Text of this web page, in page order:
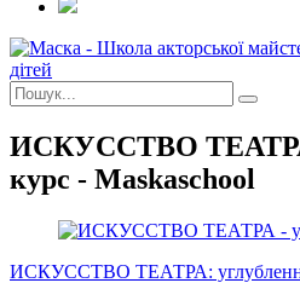
ИСКУССТВО
курс - Maskaschool
ИСКУССТВО ТЕАТРА: